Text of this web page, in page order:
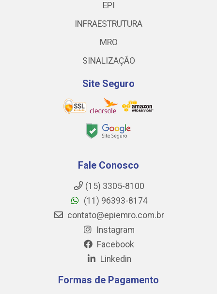
EPI
INFRAESTRUTURA
MRO
SINALIZAÇÃO
Site Seguro
Fale Conosco
(15) 3305-8100
(11) 96393-8174
contato@epiemro.com.br
Instagram
Facebook
Linkedin
Formas de Pagamento